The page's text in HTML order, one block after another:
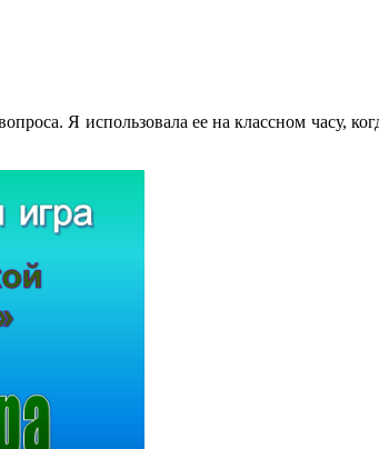
Я использовала ее на классном часу,